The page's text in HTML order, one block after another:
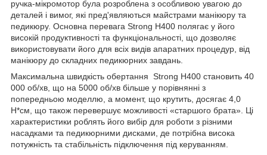
ручка-мікромотор була розроблена з особливою увагою до
деталей і вимог, які пред'являються майстрами манікюру та
педикюру. Основна перевага Strong H400 полягає у його
високій продуктивності та функціональності, що дозволяє
використовувати його для всіх видів апаратних процедур, від
манікюру до складних педикюрних завдань.
Максимальна швидкість обертання Strong H400 становить 40
000 об/хв, що на 5000 об/хв більше у порівнянні з
попередньою моделлю, а момент, що крутить, досягає 4,0
Н*см, що також перевершує можливості «старшого брата». Ці
характеристики роблять його вибір для роботи з різними
насадками та педикюрними дисками, де потрібна висока
потужність та стабільність підключення під керуванням.